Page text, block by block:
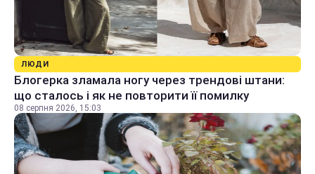
ЛЮДИ
Блогерка зламала ногу через трендові штани:
що сталось і як не повторити її помилку
08 серпня 2026, 15:03